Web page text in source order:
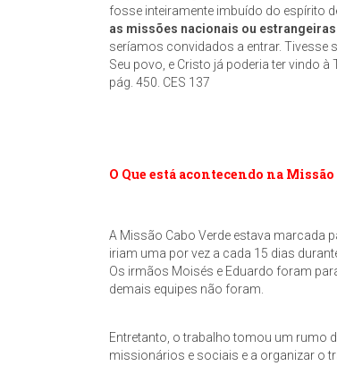
fosse inteiramente imbuído do espírito
as missões nacionais ou
seríamos convidados a entrar. Tivesse
Seu povo, e Cristo já poderia ter vindo
pág. 450. CES 137
O Que está acontecendo na Missão
A Missão Cabo Verde estava marcada
iriam uma por vez a cada 15 dias
Os irmãos Moisés e Eduardo foram
demais equipes não foram.
Entretanto, o trabalho tomou um rumo
missionários e sociais e a organizar o